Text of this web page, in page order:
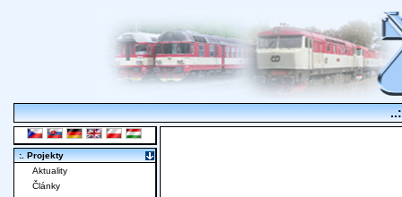
:. Projekty
Aktuality
Články